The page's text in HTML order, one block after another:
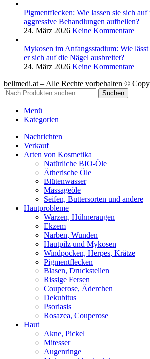
Pigmentflecken: Wie lassen sie sich auf
aggressive Behandlungen aufhellen?
24. März 2026 Keine Kommentare
Mykosen im Anfangsstadium: Wie
er sich auf die Nägel ausbreitet?
24. März 2026 Keine Kommentare
bellmedi.at – Alle Rechte vorbehalten ©
Suchen
Menü
Kategorien
Nachrichten
Verkauf
Arten von Kosmetika
Natürliche BIO-Öle
Ätherische Öle
Blütenwasser
Massageöle
Seifen, Buttersorten und andere
Hautprobleme
Warzen, Hühneraugen
Ekzem
Narben, Wunden
Hautpilz und Mykosen
Windpocken, Herpes, Krätze
Pigmentflecken
Blasen, Druckstellen
Rissige Fersen
Couperose, Äderchen
Dekubitus
Psoriasis
Rosazea, Couperose
Haut
Akne, Pickel
Mitesser
Augenringe